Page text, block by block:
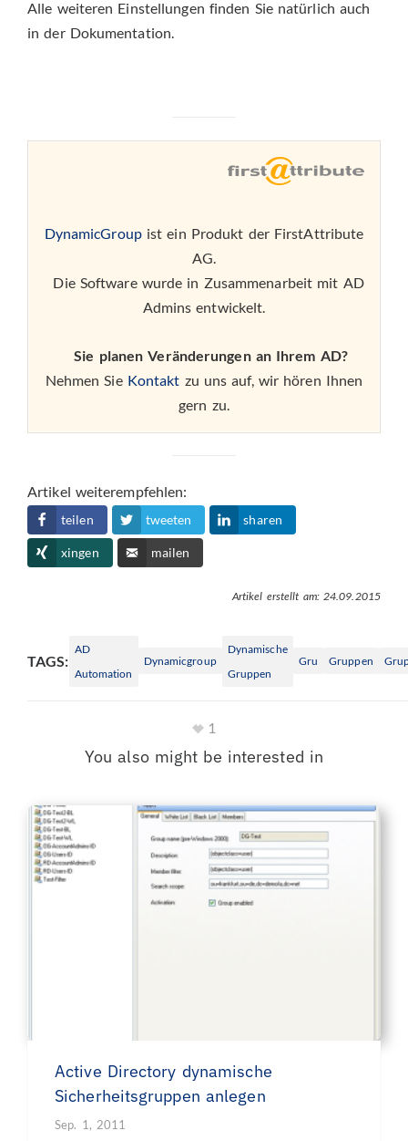
Alle weiteren Einstellungen finden Sie natürlich auch
in der Dokumentation.
DynamicGroupist ein Produkt der FirstAttribute
AG.
Die Software wurde in Zusammenarbeit mit AD
Admins entwickelt.
Sie planen Veränderungen an Ihrem AD?
Nehmen Sie Kontakt zu uns auf, wir hören Ihnen
gern zu.
Artikel weiterempfehlen:
teilen tweeten sharen
xingen mailen
Artikel erstellt am: 24.09.2015
TAGS:
AD
Automation
Dynamicgroup
Dynamische
Gruppen
Gru Gruppen
1
You also might be interested in
Active Directory dynamische
Sicherheitsgruppen anlegen
Sep. 1, 2011